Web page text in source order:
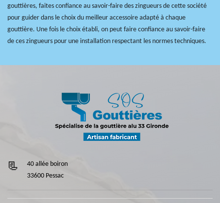
gouttières, faites confiance au savoir-faire des zingueurs de cette société
pour guider dans le choix du meilleur accessoire adapté à chaque
gouttière. Une fois le choix établi, on peut faire confiance au savoir-faire
de ces zingueurs pour une installation respectant les normes techniques.
40 allée boiron
33600 Pessac